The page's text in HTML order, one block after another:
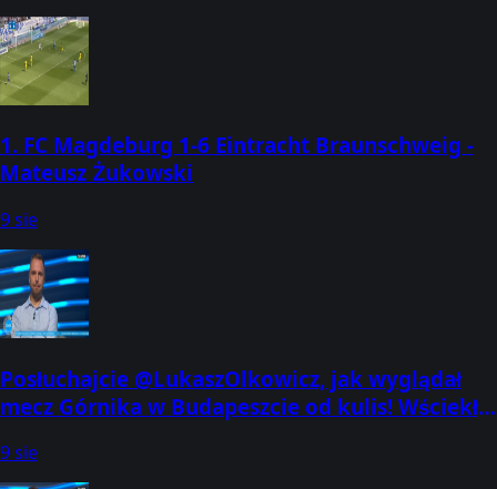
1. FC Magdeburg 1-6 Eintracht Braunschweig -
Mateusz Żukowski
9 sie
Posłuchajcie @LukaszOlkowicz, jak wyglądał
mecz Górnika w Budapeszcie od kulis! Wściekły
9 sie